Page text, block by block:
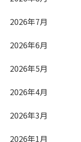
2026年7月
2026年6月
2026年5月
2026年4月
2026年3月
2026年1月